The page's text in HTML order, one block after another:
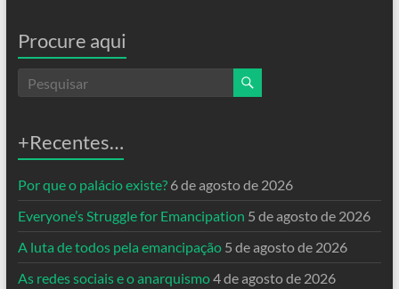
Procure aqui
+Recentes…
Por que o palácio existe? 6 de agosto de 2026
Everyone’s Struggle for Emancipation 5 de agosto de 2026
A luta de todos pela emancipação 5 de agosto de 2026
As redes sociais e o anarquismo4 de agosto de 2026